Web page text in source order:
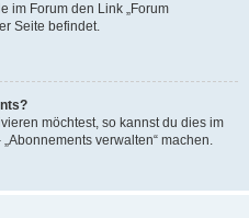
im Forum den Link „Forum
Seite befindet.
möchtest, so kannst du dies im
verwalten“ machen.